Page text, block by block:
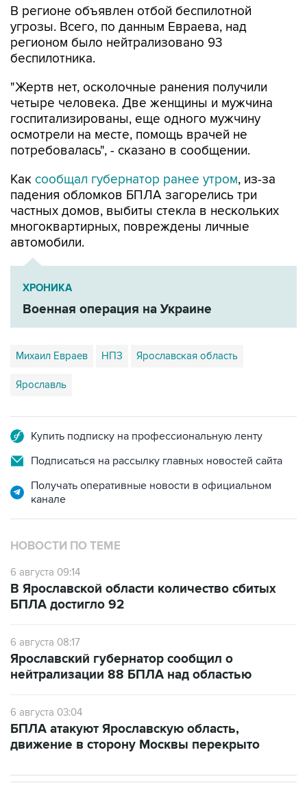
В регионе объявлен отбой беспилотной
угрозы. Всего, по данным Евраева, над
регионом было нейтрализовано 93
беспилотника.
"Жертв нет, осколочные ранения получили
четыре человека. Две женщины и мужчина
госпитализированы, еще одного мужчину
осмотрели на месте, помощь врачей не
потребовалась", - сказано в сообщении.
Как сообщал губернатор ранее утром, из-за
падения обломков БПЛА загорелись три
частных домов, выбиты стекла в нескольких
многоквартирных, повреждены личные
автомобили.
ХРОНИКА
Военная операция на Украине
Михаил Евраев НПЗ Ярославская область
Ярославль
Купить подписку на профессиональную ленту
Подписаться на рассылку главных новостей сайта
Получать оперативные новости в официальном
канале
НОВОСТИ ПО ТЕМЕ
6 августа 09:14
В Ярославской области количество сбитых
БПЛА достигло 92
6 августа 08:17
Ярославский губернатор сообщил о
нейтрализации 88 БПЛА над областью
6 августа 03:04
БПЛА атакуют Ярославскую область,
движение в сторону Москвы перекрыто